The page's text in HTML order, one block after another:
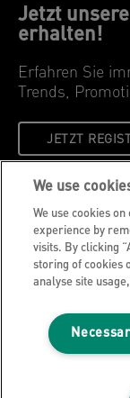
Jetzt
erhalten!
Erfahren Sie
Trends,
JETZT
Cookie
Legal Notice
Impressum
Meine Daten
Über Leitz
We use
We use cookies
experience by
visits. By clicking
storing of cookies
analyse site